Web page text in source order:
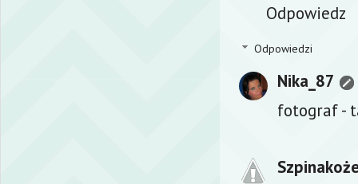
Odpowiedz
Odpowiedzi
Nika_87
fotograf -